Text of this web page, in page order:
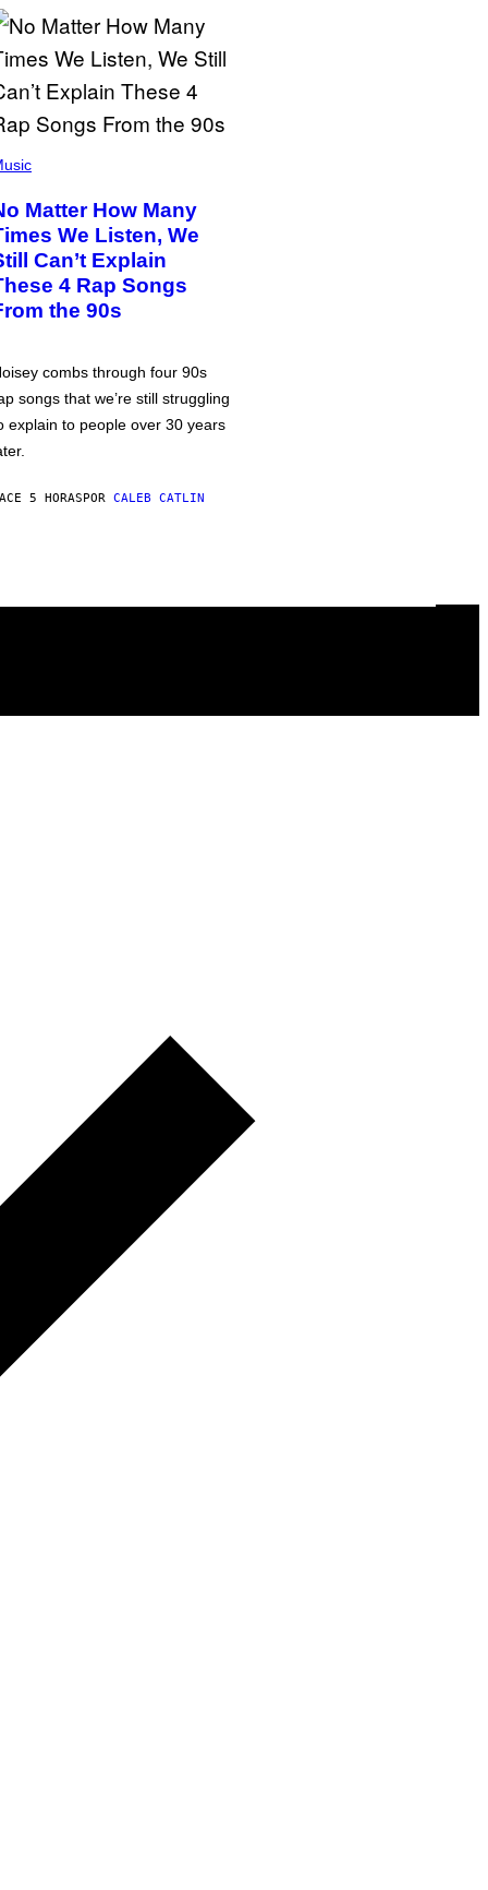
Matter How Many
We Listen, We
Can’t Explain
4 Rap Songs
the 90s
combs through four 90s
songs that we’re still struggling
explain to people over 30 years
5 HORASPOR CALEB CATLIN